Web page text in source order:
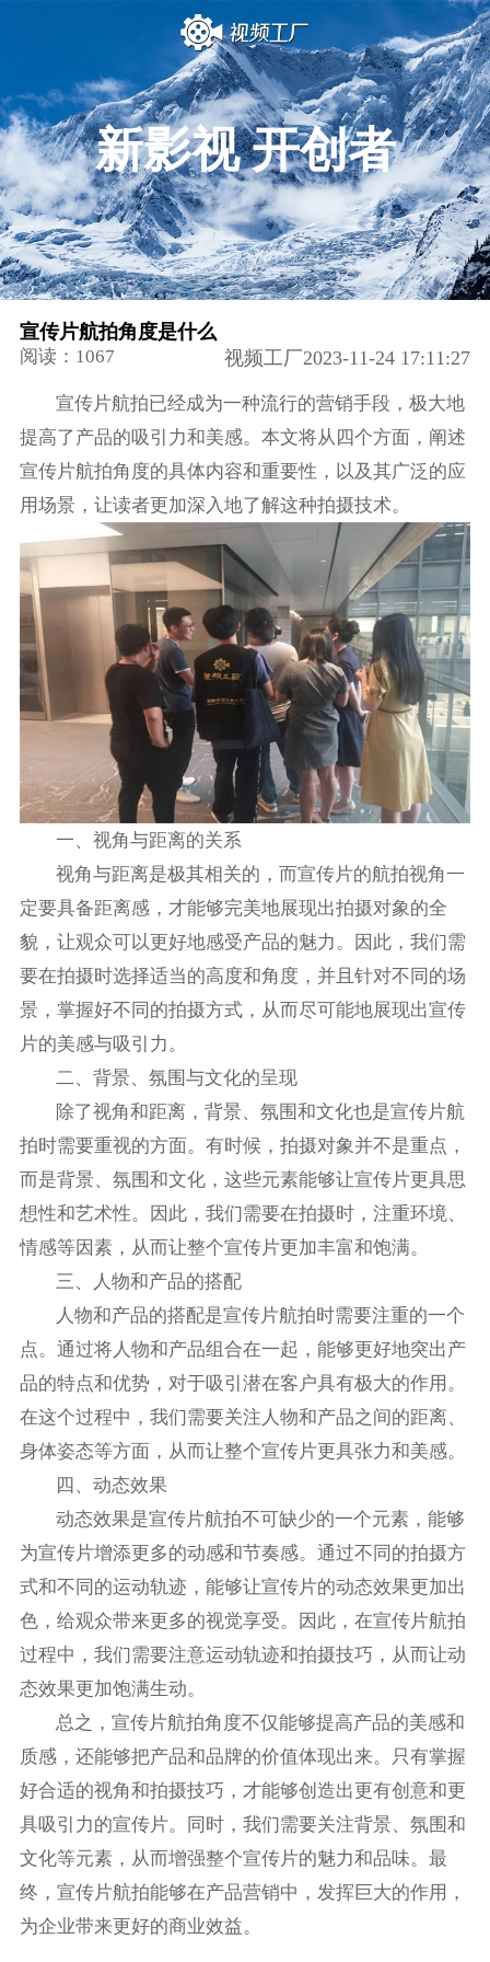
新影视 开创者
宣传片航拍角度是什么
阅读：1067 视频工厂2023-11-24 17:11:27
宣传片航拍已经成为一种流行的营销手段，极大地
提高了产品的吸引力和美感。本文将从四个方面，阐述
宣传片航拍角度的具体内容和重要性，以及其广泛的应
用场景，让读者更加深入地了解这种拍摄技术。
一、视角与距离的关系
视角与距离是极其相关的，而宣传片的航拍视角一
定要具备距离感，才能够完美地展现出拍摄对象的全
貌，让观众可以更好地感受产品的魅力。因此，我们需
要在拍摄时选择适当的高度和角度，并且针对不同的场
景，掌握好不同的拍摄方式，从而尽可能地展现出宣传
片的美感与吸引力。
二、背景、氛围与文化的呈现
除了视角和距离，背景、氛围和文化也是宣传片航
拍时需要重视的方面。有时候，拍摄对象并不是重点，
而是背景、氛围和文化，这些元素能够让宣传片更具思
想性和艺术性。因此，我们需要在拍摄时，注重环境、
情感等因素，从而让整个宣传片更加丰富和饱满。
三、人物和产品的搭配
人物和产品的搭配是宣传片航拍时需要注重的一个
点。通过将人物和产品组合在一起，能够更好地突出产
品的特点和优势，对于吸引潜在客户具有极大的作用。
在这个过程中，我们需要关注人物和产品之间的距离、
身体姿态等方面，从而让整个宣传片更具张力和美感。
四、动态效果
动态效果是宣传片航拍不可缺少的一个元素，能够
为宣传片增添更多的动感和节奏感。通过不同的拍摄方
式和不同的运动轨迹，能够让宣传片的动态效果更加出
色，给观众带来更多的视觉享受。因此，在宣传片航拍
过程中，我们需要注意运动轨迹和拍摄技巧，从而让动
态效果更加饱满生动。
总之，宣传片航拍角度不仅能够提高产品的美感和
质感，还能够把产品和品牌的价值体现出来。只有掌握
好合适的视角和拍摄技巧，才能够创造出更有创意和更
具吸引力的宣传片。同时，我们需要关注背景、氛围和
文化等元素，从而增强整个宣传片的魅力和品味。最
终，宣传片航拍能够在产品营销中，发挥巨大的作用，
为企业带来更好的商业效益。